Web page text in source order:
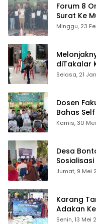
Forum 8
Surat Ke
Matel di
Minggu, 23
diTakalar
angkat
Selasa, 21
Dosen
Bahas
Ijtima
Kamis, 30
Desa
ID
Jumat, 9 Mei
Karang
Adakan
Dhuafa
Senin, 13 Mei